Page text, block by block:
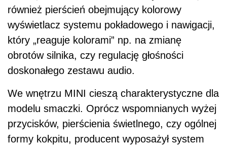
również pierścień obejmujący kolorowy
wyświetlacz systemu pokładowego i nawigacji,
który „reaguje kolorami” np. na zmianę
obrotów silnika, czy regulację głośności
doskonałego zestawu audio.
We wnętrzu MINI cieszą charakterystyczne dla
modelu smaczki. Oprócz wspomnianych wyżej
przycisków, pierścienia świetlnego, czy ogólnej
formy kokpitu, producent wyposażył system